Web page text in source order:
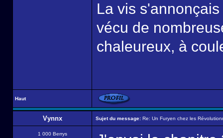
La vis
vécu de
chaleureux, à
Haut
Vynnx Sujet du message: Re: Un Furyen chez les
1 000 Berrys